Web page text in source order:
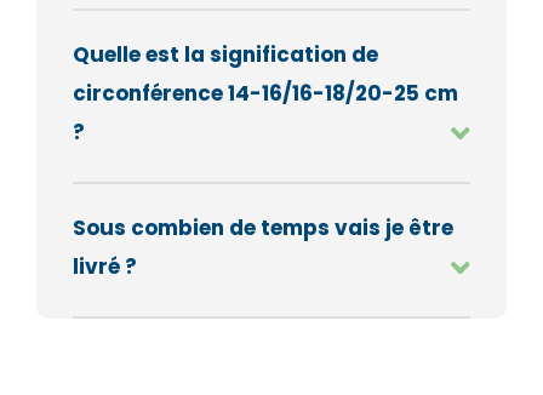
Quelle est la signification de
circonférence 14-16/16-18/20-25 cm
?
Sous combien de temps vais je être
livré ?